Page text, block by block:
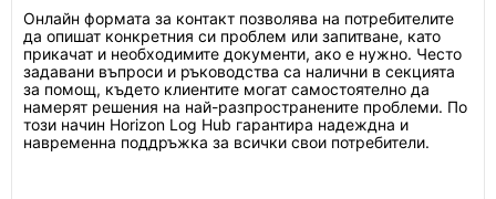
Онлайн формата за контакт позволява на потребителите
да опишат конкретния си проблем или запитване, като
прикачат и необходимите документи, ако е нужно. Често
задавани въпроси и ръководства са налични в секцията
за помощ, където клиентите могат самостоятелно да
намерят решения на най-разпространените проблеми. По
този начин Horizon Log Hub гарантира надеждна и
навременна поддръжка за всички свои потребители.